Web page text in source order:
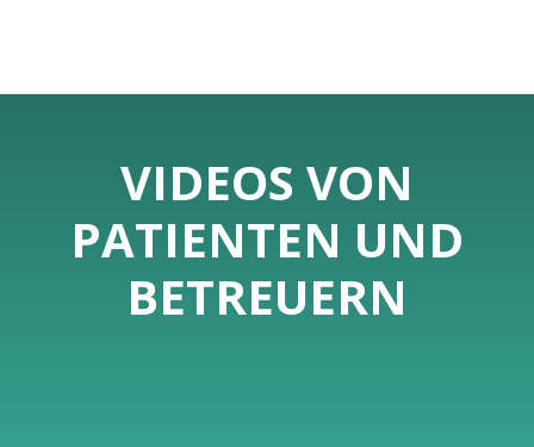
VIDEOS VON
PATIENTEN UND
BETREUERN